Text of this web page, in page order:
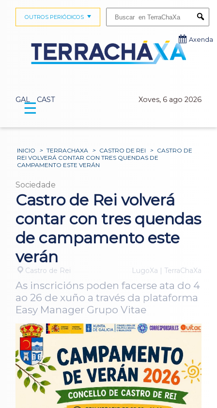
GAL CAST Xoves, 6 ago 2026
OUTROS PERIÓDICOS
Axenda
☰
INICIO > TERRACHAXA > CASTRO DE REI > CASTRO DE
REI VOLVERÁ CONTAR CON TRES QUENDAS DE
CAMPAMENTO ESTE VERÁN
Sociedade
Castro de Rei volverá
contar con tres quendas
de campamento este
verán
Castro de Rei LugoXa | TerraChaXa
As inscricións poden facerse ata do 4
ao 26 de xuño a través da plataforma
Easy Manager Grupo Vitae